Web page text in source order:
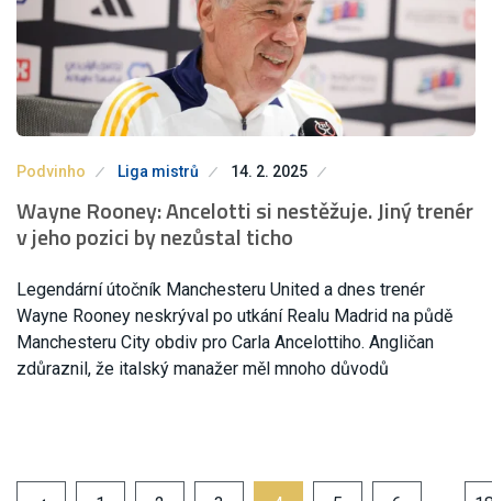
Podvinho Liga mistrů 14. 2. 2025
Wayne Rooney: Ancelotti si nestěžuje. Jiný trenér
v jeho pozici by nezůstal ticho
Legendární útočník Manchesteru United a dnes trenér
Wayne Rooney neskrýval po utkání Realu Madrid na půdě
Manchesteru City obdiv pro Carla Ancelottiho. Angličan
zdůraznil, že italský manažer měl mnoho důvodů